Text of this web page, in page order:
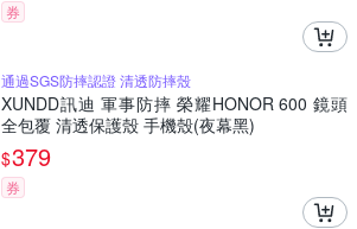
券
通過SGS防摔認證 清透防摔殼
XUNDD訊迪 軍事防摔 榮耀HONOR 600 鏡頭
全包覆 清透保護殼 手機殼(夜幕黑)
$379
券